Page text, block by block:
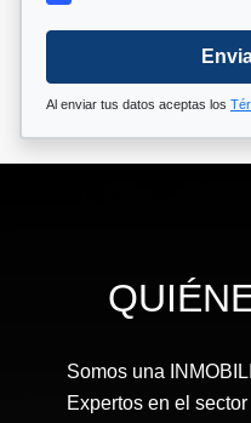
Al enviar tus datos aceptas los
Somos una
Expertos en el